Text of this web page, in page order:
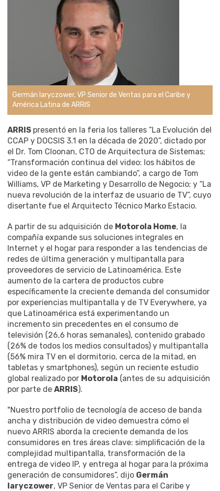
Germán Iaryczower, VP Senior de Ventas para el Caribe y
América Latina de ARRIS
ARRIS presentó en la feria los talleres “La Evolución del
CCAP y DOCSIS 3.1 en la década de 2020”, dictado por
el Dr. Tom Cloonan, CTO de Arquitectura de Sistemas;
“Transformación continua del video: los hábitos de
video de la gente están cambiando”, a cargo de Tom
Williams, VP de Marketing y Desarrollo de Negocio; y “La
nueva revolución de la interfaz de usuario de TV”, cuyo
disertante fue el Arquitecto Técnico Marko Estacio.
A partir de su adquisición de Motorola Home, la
compañía expande sus soluciones integrales en
Internet y el hogar para responder a las tendencias de
redes de última generación y multipantalla para
proveedores de servicio de Latinoamérica. Este
aumento de la cartera de productos cubre
específicamente la creciente demanda del consumidor
por experiencias multipantalla y de TV Everywhere, ya
que Latinoamérica está experimentando un
incremento sin precedentes en el consumo de
televisión (26,6 horas semanales), contenido grabado
(26% de todos los medios consultados) y multipantalla
(56% mira TV en el dormitorio, cerca de la mitad, en
tabletas y smartphones), según un reciente estudio
global realizado por Motorola (antes de su adquisición
por parte de ARRIS).
"Nuestro portfolio de tecnología de acceso de banda
ancha y distribución de video demuestra cómo el
nuevo ARRIS aborda la creciente demanda de los
consumidores en tres áreas clave: simplificación de la
complejidad multipantalla, transformación de la
entrega de video IP, y entrega al hogar para la próxima
generación de consumidores”, dijo Germán
Iaryczower, VP Senior de Ventas para el Caribe y